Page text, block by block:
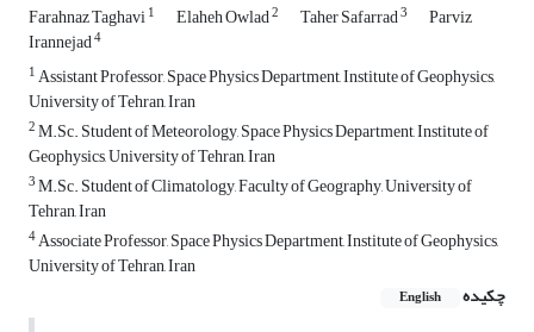
Farahnaz Taghavi1 Elaheh Owlad2 Taher Safarrad3 Parviz
Irannejad4
1Assistant Professor, Space Physics Department, Institute of Geophysics,
University of Tehran, Iran
2M.Sc. Student of Meteorology, Space Physics Department, Institute of
Geophysics, University of Tehran, Iran
3M.Sc. Student of Climatology, Faculty of Geography, University of
Tehran, Iran
4Associate Professor, Space Physics Department, Institute of Geophysics,
University of Tehran, Iran
چکیده
English